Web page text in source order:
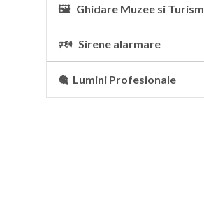
🖼 Ghidare Muzee si Turism
🕬 Sirene alarmare
🎕 Lumini Profesionale